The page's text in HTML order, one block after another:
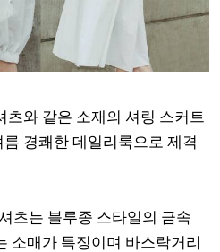
츠와 같은 소재의 셔링 스커트
경쾌한 데일리룩으로 제격
츠는 블루종 스타일의 금속
소매가 특징이며 바스락거리